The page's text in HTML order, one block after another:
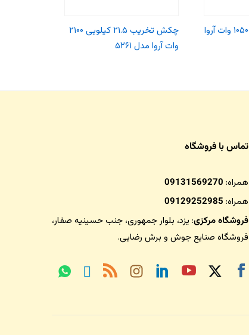
بتن کن ۳.۷ کیلویی ۱۰۵۰ وات آروا
چکش تخریب ۲۱.۵ کیلویی ۲۱۰۰
وات آروا مدل ۵۲۶۱
تماس با فروشگاه
همراه: 09131569270
همراه: 09129252985
فروشگاه مرکزی: یزد، بلوار جمهوری، جنب حسینیه صفار،
فروشگاه صنایع جوش و برش رضایی.